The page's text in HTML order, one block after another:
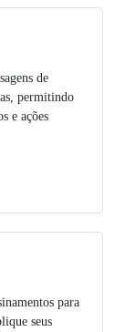
de
permitindo
e ações
para
seus